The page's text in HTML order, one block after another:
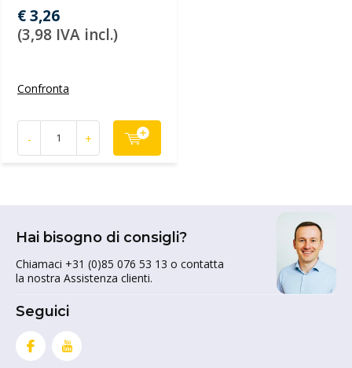
€ 3,26
(3,98 IVA incl.)
Confronta
- +
Hai bisogno di consigli?
Chiamaci +31 (0)85 076 53 13 o contatta
la nostra Assistenza clienti.
Seguici